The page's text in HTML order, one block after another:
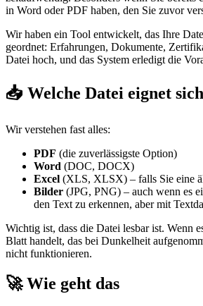
in Word oder PDF haben, den Sie zuvor
Wir haben ein Tool entwickelt, das Ihre
geordnet: Erfahrungen, Dokumente,
Datei hoch, und das System erledigt die
📥 Welche Datei eignet sich
Wir verstehen fast alles:
PDF (die zuverlässigste Option)
Word (DOC, DOCX)
Excel (XLS, XLSX) – falls Sie eine
Bilder (JPG, PNG) – auch wenn es
den Text zu erkennen, aber mit
Wichtig ist, dass die Datei lesbar ist. Wenn
Blatt handelt, das bei Dunkelheit
nicht funktionieren.
🚀 Wie geht das